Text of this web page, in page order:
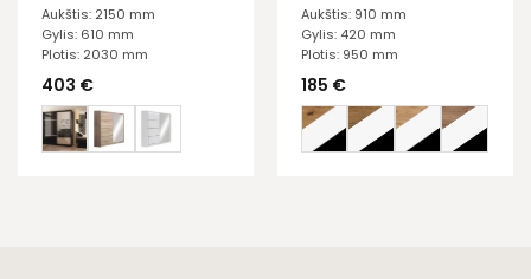
Aukštis: 2150 mm
Gylis: 610 mm
Plotis: 2030 mm
403 €
Aukštis: 910 mm
Gylis: 420 mm
Plotis: 950 mm
185 €